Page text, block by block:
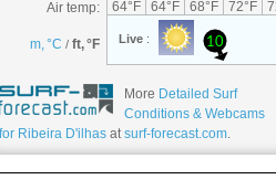
More Detailed Surf
Conditions & Webcams
for Ribeira D'ilhas at surf-forecast.com.